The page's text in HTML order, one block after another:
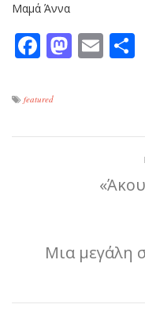
Μαμά Άννα
Facebook
featured
Μια μεγάλη